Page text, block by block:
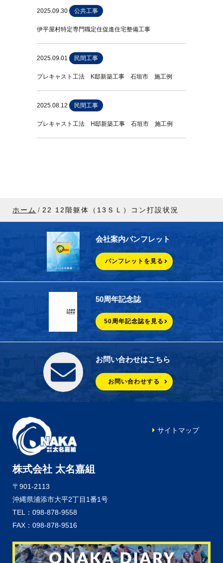
2025.09.30 公共工事
伊平屋村特定専門職定住促進住宅整備工事
2025.09.01 民間工事
プレキャスト工法 K邸新築工事 石垣市 施工例
2025.08.12 民間工事
プレキャスト工法 H邸新築工事 石垣市 施工例
ホーム 22 12階躯体（13ＳＬ）コン打設状況
会社案内パンフレット
パンフレットを見る
50周年記念誌
50周年記念誌を見る
お問い合わせはこちら
お問い合わせする
株式会社 太名嘉組
〒901-2113
沖縄県浦添市大平2丁目1番1号
TEL：098-878-9558
FAX：098-878-9516
サイトマップ